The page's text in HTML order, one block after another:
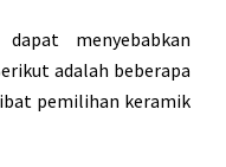
menyebabkan
adalah beberapa
pemilihan keramik